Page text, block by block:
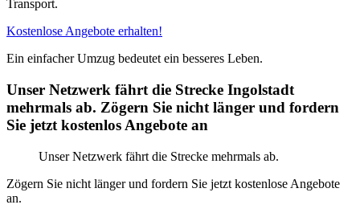
Transport.
Kostenlose Angebote erhalten!
Ein einfacher Umzug bedeutet ein besseres Leben.
Unser Netzwerk fährt die Strecke Ingolstadt
mehrmals ab. Zögern Sie nicht länger und fordern
Sie jetzt kostenlos Angebote an
Unser Netzwerk fährt die Strecke mehrmals ab.
Zögern Sie nicht länger und fordern Sie jetzt kostenlose Angebote
an.